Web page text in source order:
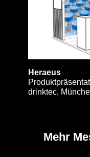
Heraeus
drinktec,
Mehr